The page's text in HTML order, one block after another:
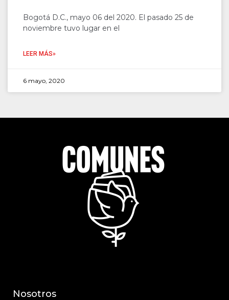
Bogotá D.C., mayo 06 del 2020. El pasado 25 de
noviembre tuvo lugar en el
LEER MÁS»
6 mayo, 2020
Nosotros